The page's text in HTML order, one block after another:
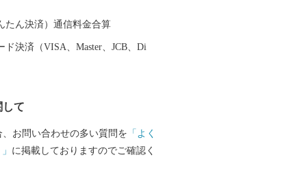
折々の魅力が満載の小諸市。ふるさ
諸市の魅力に触れていただければ幸
たん決済）通信料金合算
ド決済（VISA、Master、JCB、Di
して
お問い合わせの多い質問を 「よく
に掲載しておりますのでご確認く